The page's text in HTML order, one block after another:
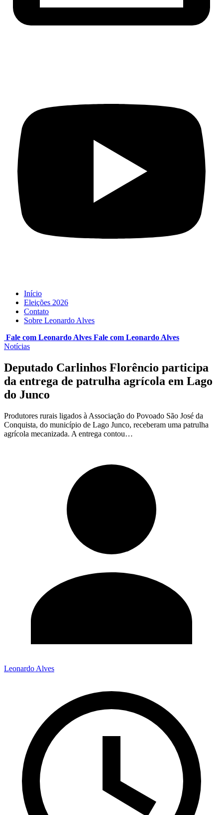
Início
Eleições 2026
Contato
Sobre Leonardo Alves
Fale com Leonardo Alves Fale com Leonardo Alves
Notícias
Deputado Carlinhos Florêncio participa
da entrega de patrulha agrícola em Lago
do Junco
Produtores rurais ligados à Associação do Povoado São José da
Conquista, do município de Lago Junco, receberam uma patrulha
agrícola mecanizada. A entrega contou…
Leonardo Alves